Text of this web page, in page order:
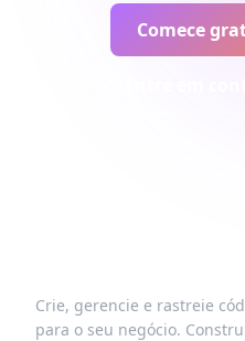
Comece
Crie, gerencie e rastreie
para o seu negócio.